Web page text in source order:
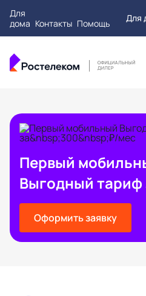
Для
дома Контакты Помощь Для
Первый
Выгодный тариф
Оформить заявку